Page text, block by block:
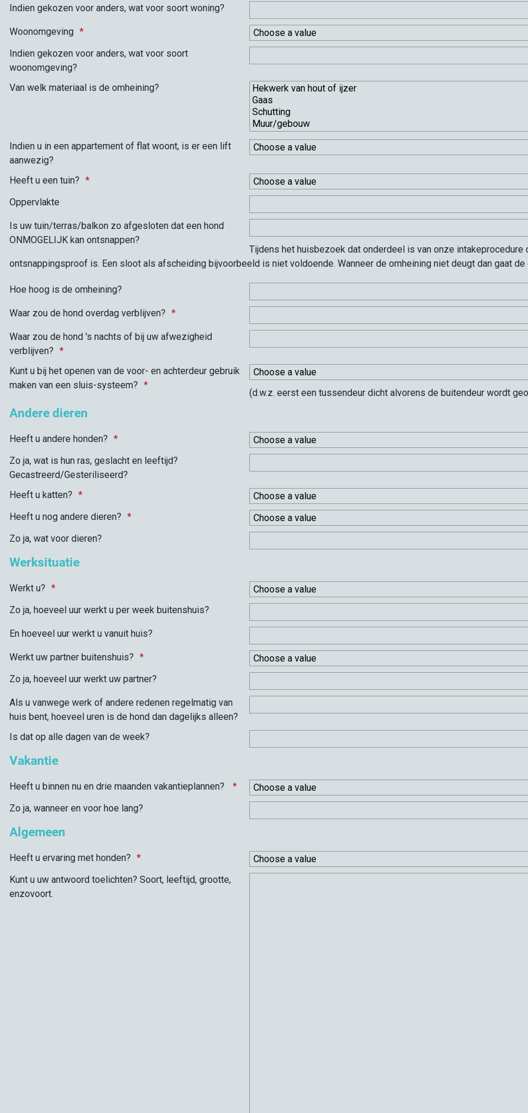
Indien gekozen voor anders, wat voor soort woning?
Woonomgeving
Indien gekozen voor anders, wat voor soort
woonomgeving?
Van welk materiaal is de omheining?
Indien u in een appartement of flat woont, is er een lift
aanwezig?
Heeft u een tuin?
Oppervlakte
Is uw tuin/terras/balkon zo afgesloten dat een hond
ONMOGELIJK kan ontsnappen?
Tijdens het huisbezoek dat onderdeel is van onze
ontsnappingsproof is. Een sloot als afscheiding bijvoorbeeld is niet voldoende. Wanneer de omheining niet deugt dan gaat de
Hoe hoog is de omheining?
Waar zou de hond overdag verblijven?
Waar zou de hond 's nachts of bij uw afwezigheid
verblijven?
Kunt u bij het openen van de voor- en achterdeur gebruik
maken van een sluis-systeem?
(d.w.z. eerst een tussendeur dicht alvorens de buitendeur wordt
Andere dieren
Heeft u andere honden?
Zo ja, wat is hun ras, geslacht en leeftijd?
Gecastreerd/Gesteriliseerd?
Heeft u katten?
Heeft u nog andere dieren?
Zo ja, wat voor dieren?
Werksituatie
Werkt u?
Zo ja, hoeveel uur werkt u per week buitenshuis?
En hoeveel uur werkt u vanuit huis?
Werkt uw partner buitenshuis?
Zo ja, hoeveel uur werkt uw partner?
Als u vanwege werk of andere redenen regelmatig van
huis bent, hoeveel uren is de hond dan dagelijks alleen?
Is dat op alle dagen van de week?
Vakantie
Heeft u binnen nu en drie maanden vakantieplannen?
Zo ja, wanneer en voor hoe lang?
Algemeen
Heeft u ervaring met honden?
Kunt u uw antwoord toelichten? Soort, leeftijd, grootte,
enzovoort.